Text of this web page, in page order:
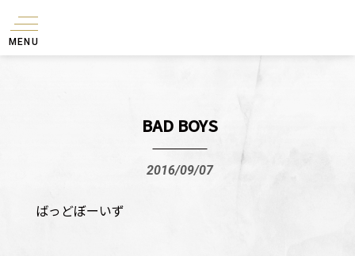
MENU
BAD BOYS
2016/09/07
ばっどぼーいず